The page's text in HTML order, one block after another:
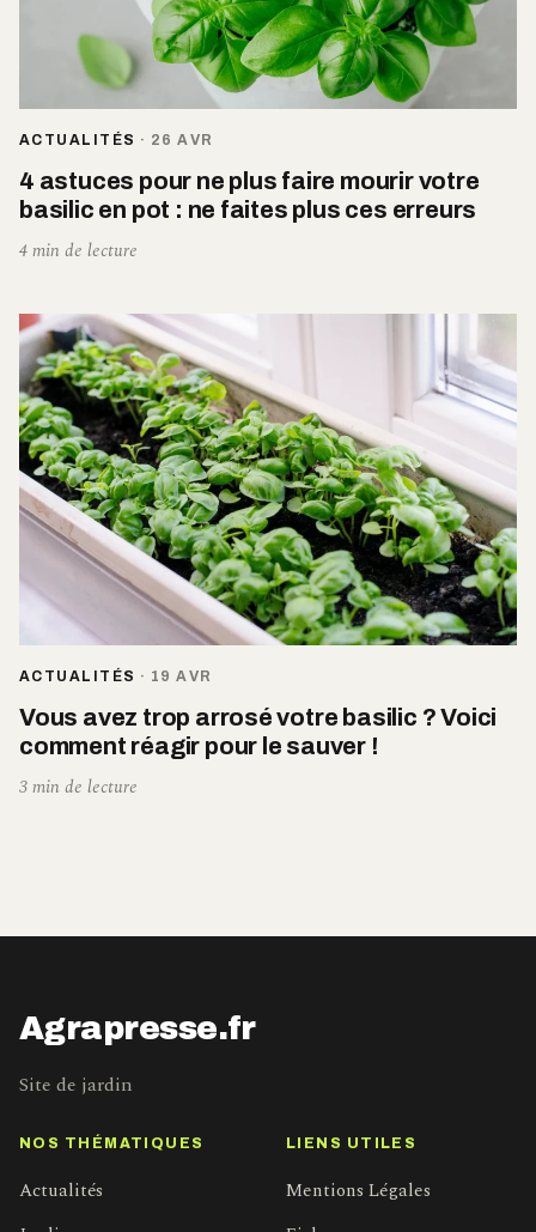
ACTUALITÉS · 26 AVR
4 astuces pour ne plus faire mourir votre
basilic en pot : ne faites plus ces erreurs
4 min de lecture
ACTUALITÉS · 19 AVR
Vous avez trop arrosé votre basilic ? Voici
comment réagir pour le sauver !
3 min de lecture
Agrapresse.fr
Site de jardin
NOS THÉMATIQUES
Actualités
LIENS UTILES
Mentions Légales